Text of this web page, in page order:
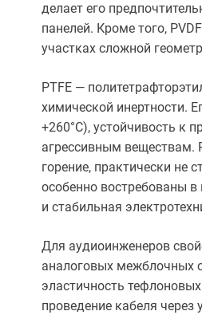
делает его
панелей. Кроме того,
участках сложной
PTFE —
химической инертности.
+260°C), устойчивость к
агрессивным веществам.
горение, практически не
особенно востребованы в
и стабильная
Для аудиоинженеров
аналоговых межблочных
эластичность
проведение кабеля